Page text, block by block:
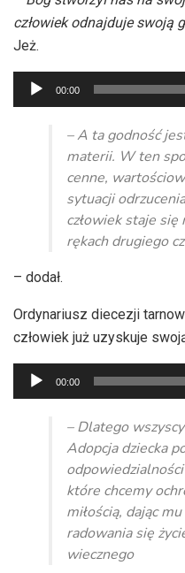
człowiek odnajduje swoją
Jeż.
Odtwarzacz
plików
dźwiękowych
00:00
– A ta godność
materii. W ten
cenne,
sytuacji
człowiek staje
rękach drugiego
– dodał.
Ordynariusz diecezji
człowiek już uzyskuje
Odtwarzacz
plików
dźwiękowych
00:00
– Dlatego
Adopcja dziecka
które chcemy
miłością, dając
radowania się
wiecznego